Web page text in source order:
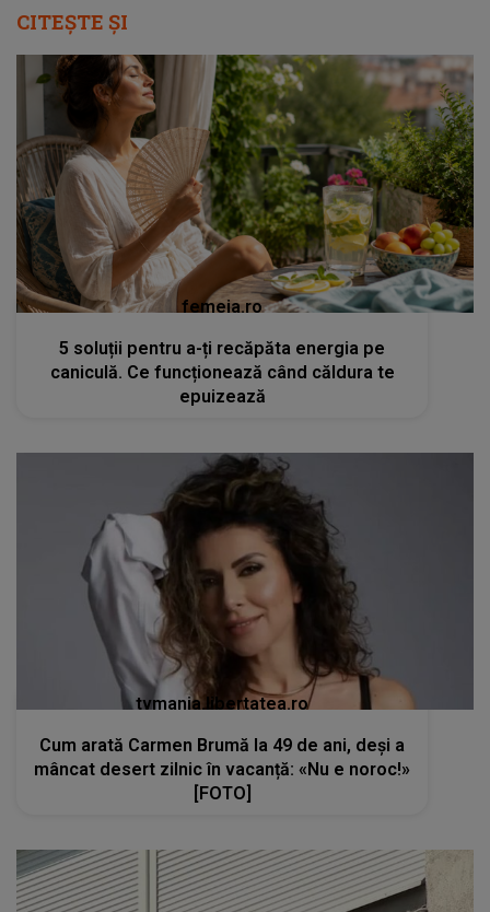
CITEȘTE ȘI
femeia.ro
5 soluții pentru a-ți recăpăta energia pe
caniculă. Ce funcționează când căldura te
epuizează
tvmania.libertatea.ro
Cum arată Carmen Brumă la 49 de ani, deși a
mâncat desert zilnic în vacanță: «Nu e noroc!»
[FOTO]